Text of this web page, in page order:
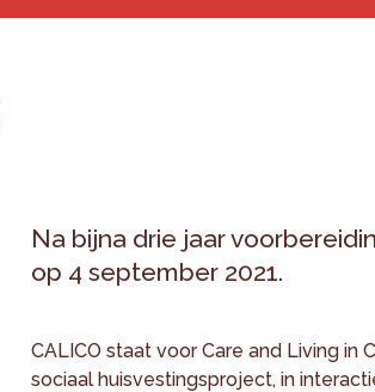
Na bijna drie jaar
op 4 september 2021.
CALICO staat voor Care and Living
sociaal huisvestingsproject, in